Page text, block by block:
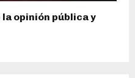
opinión pública y